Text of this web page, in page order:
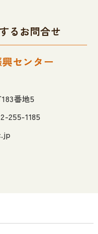
るお問合せ
興センター
番地5
255-1185